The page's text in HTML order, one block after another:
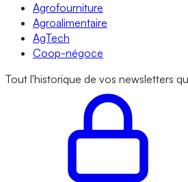
Agrofourniture
Agroalimentaire
AgTech
Coop-négoce
Tout l'historique de vos newsletters